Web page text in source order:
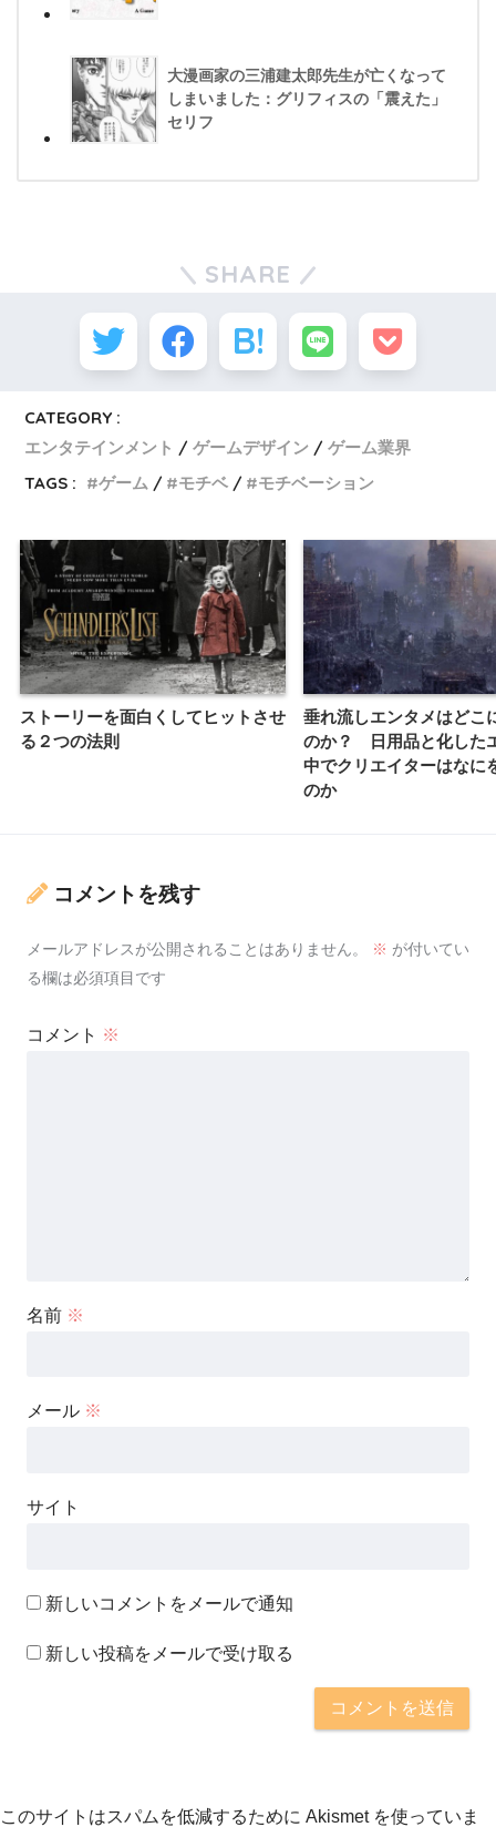
大漫画家の三浦建太郎先生が亡くなって
しまいました：グリフィスの「震えた」
セリフ
SHARE
CATEGORY :
エンタテインメント
ゲームデザイン
ゲーム業界
TAGS :
ゲーム モチベ モチベーション
ストーリーを面白くしてヒットさせ
る２つの法則
垂れ流しエンタメはどこ
のか？ 日用品と化した
中でクリエイターはなに
のか
コメントを残す
メールアドレスが公開されることはありません。 ※ が付いてい
る欄は必須項目です
コメント ※
名前 ※
メール ※
サイト
新しいコメントをメールで通知
新しい投稿をメールで受け取る
このサイトはスパムを低減するために Akismet を使っていま